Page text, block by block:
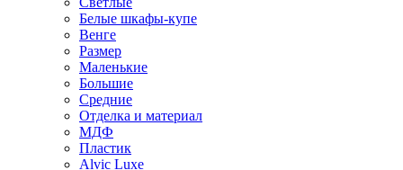
Белые шкафы-купе
Венге
Размер
Маленькие
Большие
Средние
Отделка и материал
МДФ
Пластик
Alvic Luxe